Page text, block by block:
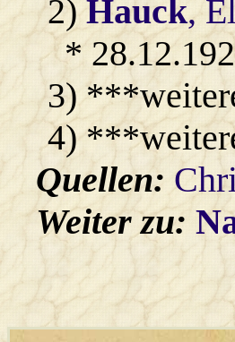
2)Hauck,
*
3)
4)
Quellen:
Weiter zu: